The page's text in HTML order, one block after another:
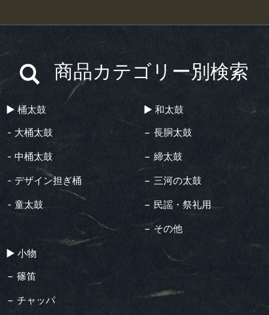
商品カテゴリー別検索
▶︎ 桶太鼓
- 大桶太鼓
- 中桶太鼓
- デザイン担ぎ桶
- 童太鼓
▶︎ 和太鼓
− 長胴太鼓
− 締太鼓
− 三河の太鼓
− 民謡・祭礼用
− その他
▶︎ 小物
− 篠笛
− チャッパ